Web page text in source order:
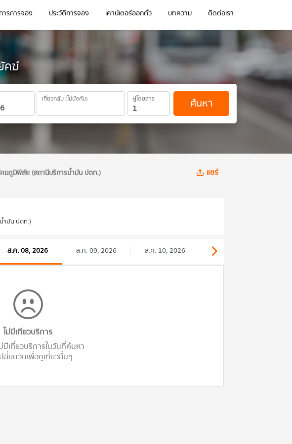
คฆ์
เที่ยวกลับ (ไม่บังคับ) ผู้โดยสาร ค้นหา
ารการจอง ประวัติการจอง เคาน์เตอร์ออกตั๋ว บทความ ติดต่อเรา
ฆภูมิพิสัย (สถานีบริการน้ำมัน ปตท.)
แชร์
ำมัน ปตท.)
ส.ค. 08, 2026 ส.ค. 09, 2026 ส.ค. 10, 2026
ไม่มีเทียวบริการ
มีเที่ยวบริการในวันที่ค้นหา
ลี่ยนวันเพื่อดูเที่ยวอื่นๆ